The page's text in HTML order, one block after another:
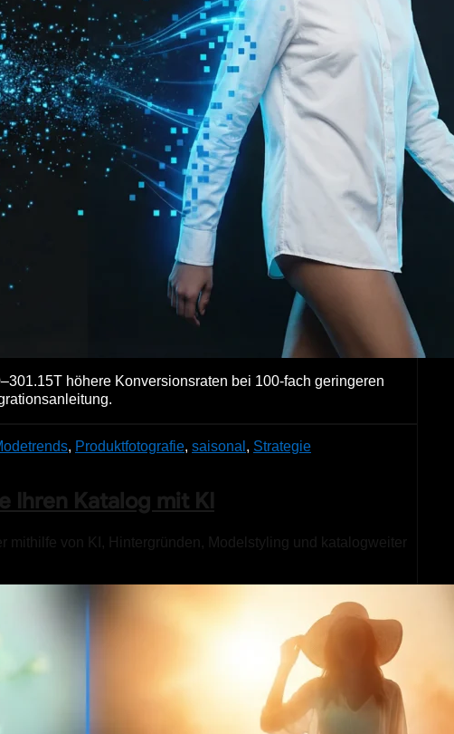
höhere Konversionsraten bei 100-fach geringeren
, Produktfotografie, saisonal , Strategie
Ihren Katalog mit KI
von KI, Hintergründen, Modelstyling und katalogweiter